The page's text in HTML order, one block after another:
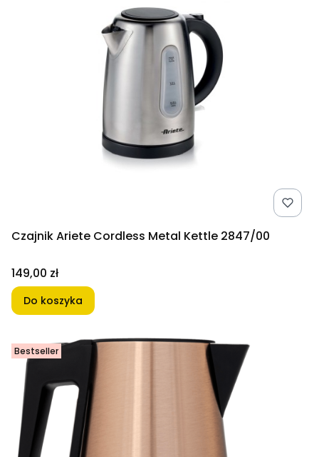
Czajnik Ariete Cordless Metal Kettle 2847/00
Cena
149,00 zł
Do koszyka
Bestseller